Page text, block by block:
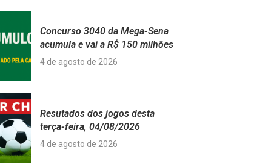
Concurso 3040 da Mega-Sena
acumula e vai a R$ 150 milhões
4 de agosto de 2026
Resutados dos jogos desta
terça-feira, 04/08/2026
4 de agosto de 2026